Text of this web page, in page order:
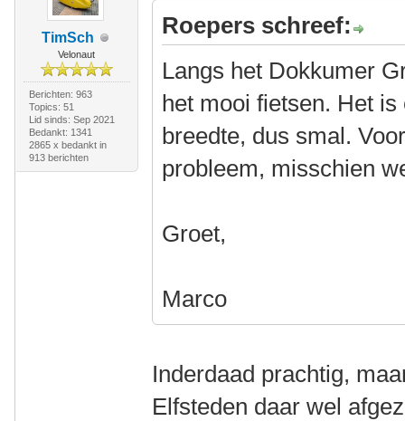
TimSch
Velonaut
Berichten: 963
Topics: 51
Lid sinds: Sep 2021
Bedankt: 1341
2865 x bedankt in
913 berichten
Roepers schreef:
Langs het Dokkumer
het mooi fietsen. Het
breedte, dus smal.
probleem, misschien
Groet,
Marco
Inderdaad prachtig,
Elfsteden daar wel